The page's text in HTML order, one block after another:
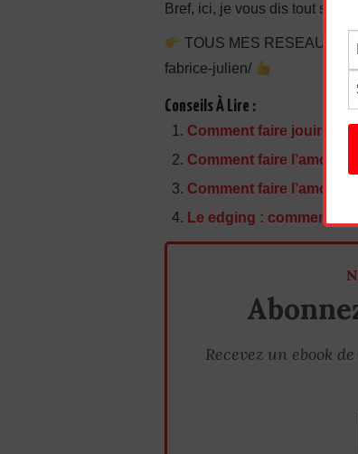
Bref, ici, je vous dis tout sur
TOUS MES RESEAUX
fabrice-julien/
Conseils À Lire :
Comment faire jouir une
Comment faire l’amour
Comment faire l’amour
Le edging : comment
Recevez un ebook